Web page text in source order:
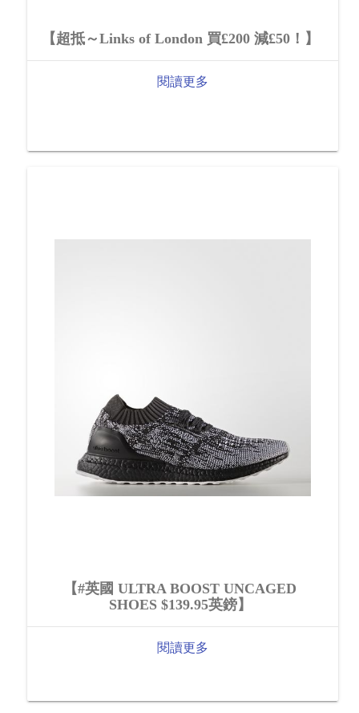
【超抵～Links of London 買£200 減£50！】
閱讀更多
【#英國 ULTRA BOOST UNCAGED
SHOES $139.95英鎊】
閱讀更多